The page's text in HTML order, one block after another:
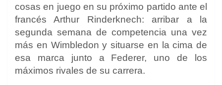
cosas en juego en su próximo partido ante el
francés Arthur Rinderknech: arribar a la
segunda semana de competencia una vez
más en Wimbledon y situarse en la cima de
esa marca junto a Federer, uno de los
máximos rivales de su carrera.